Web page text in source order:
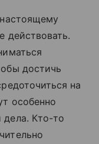
действовать.
достичь
на
особенно
дела. Кто-то